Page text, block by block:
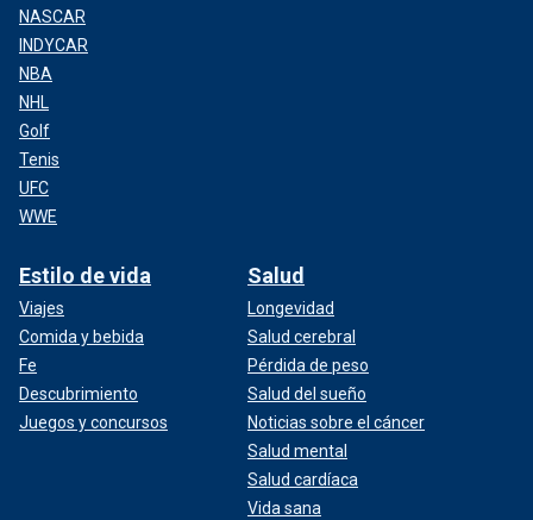
NASCAR
INDYCAR
NBA
NHL
Golf
Tenis
UFC
WWE
Estilo de vida
Viajes
Comida y bebida
Fe
Descubrimiento
Juegos y concursos
Salud
Longevidad
Salud cerebral
Pérdida de peso
Salud del sueño
Noticias sobre el cáncer
Salud mental
Salud cardíaca
Vida sana